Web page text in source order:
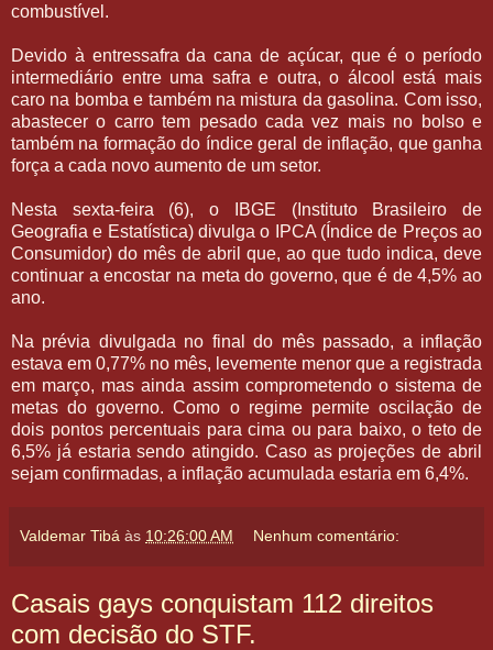
combustível.
Devido à entressafra da cana de açúcar, que é o período
intermediário entre uma safra e outra, o álcool está mais
caro na bomba e também na mistura da gasolina. Com isso,
abastecer o carro tem pesado cada vez mais no bolso e
também na formação do índice geral de inflação, que ganha
força a cada novo aumento de um setor.
Nesta sexta-feira (6), o IBGE (Instituto Brasileiro de
Geografia e Estatística) divulga o IPCA (Índice de Preços ao
Consumidor) do mês de abril que, ao que tudo indica, deve
continuar a encostar na meta do governo, que é de 4,5% ao
ano.
Na prévia divulgada no final do mês passado, a inflação
estava em 0,77% no mês, levemente menor que a registrada
em março, mas ainda assim comprometendo o sistema de
metas do governo. Como o regime permite oscilação de
dois pontos percentuais para cima ou para baixo, o teto de
6,5% já estaria sendo atingido. Caso as projeções de abril
sejam confirmadas, a inflação acumulada estaria em 6,4%.
Valdemar Tibá às 10:26:00 AM Nenhum comentário:
Casais gays conquistam 112 direitos
com decisão do STF.